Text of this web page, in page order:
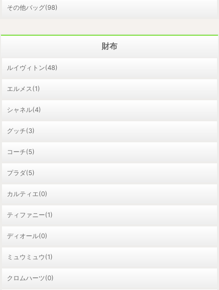
その他バッグ(98)
財布
ルイヴィトン(48)
エルメス(1)
シャネル(4)
グッチ(3)
コーチ(5)
プラダ(5)
カルティエ(0)
ティファニー(1)
ディオール(0)
ミュウミュウ(1)
クロムハーツ(0)